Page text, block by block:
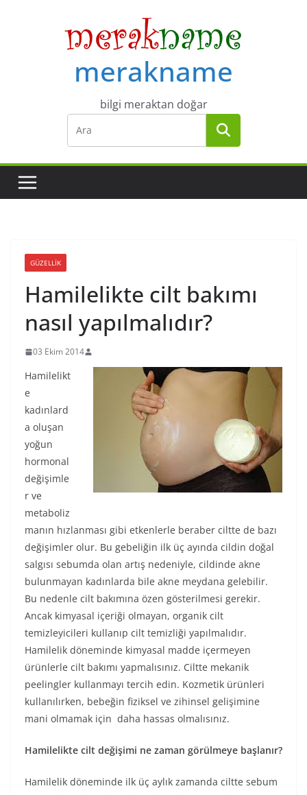
merakname
bilgi meraktan doğar
GÜZELLIK
Hamilelikte cilt bakımı
nasıl yapılmalıdır?
03 Ekim 2014
Hamilelikt
e
kadınlard
a oluşan
yoğun
hormonal
değişimle
r ve
metaboliz
manın hızlanması gibi etkenlerle beraber ciltte de bazı
değişimler olur. Bu gebeliğin ilk üç ayında cildin doğal
salgısı sebumda olan artış nedeniyle, cildinde akne
bulunmayan kadınlarda bile akne meydana gelebilir.
Bu nedenle cilt bakımına özen gösterilmesi gerekir.
Ancak kimyasal içeriği olmayan, organik cilt
temizleyicileri kullanıp cilt temizliği yapılmalıdır.
Hamilelik döneminde kimyasal madde içermeyen
ürünlerle cilt bakımı yapmalısınız. Ciltte mekanik
peelingler kullanmayı tercih edin. Kozmetik ürünleri
kullanılırken, bebeğin fiziksel ve zihinsel gelişimine
mani olmamak için daha hassas olmalısınız.
Hamilelikte cilt değişimi ne zaman görülmeye başlanır?
Hamilelik döneminde ilk üç aylık zamanda ciltte sebum